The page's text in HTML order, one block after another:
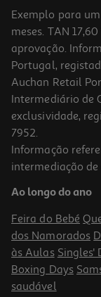
Suplemento
1.66 €/un
33,24 €
Exemplo para
meses. TAN
aprovação.
Portugal,
Auchan Retail
Intermediário de
exclusividade,
7952.
Informação
intermediação de
Ao longo do ano
Feira do Bebé
dos Namorados
às Aulas Singles'
Boxing Days
saudável